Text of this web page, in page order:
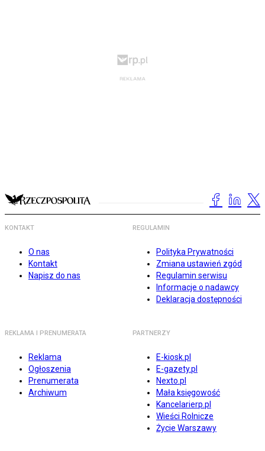
KONTAKT
O nas
Kontakt
Napisz do nas
REGULAMIN
Polityka Prywatności
Zmiana ustawień zgód
Regulamin serwisu
Informacje o nadawcy
Deklaracja dostępności
REKLAMA I PRENUMERATA
Reklama
Ogłoszenia
Prenumerata
Archiwum
PARTNERZY
E-kiosk.pl
E-gazety.pl
Nexto.pl
Mała księgowość
Kancelarierp.pl
Wieści Rolnicze
Życie Warszawy